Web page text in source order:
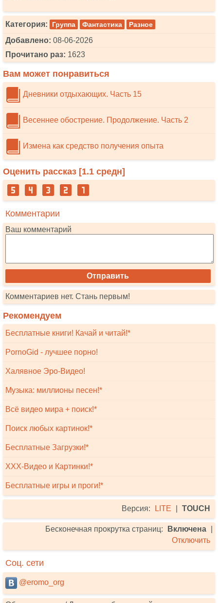
Категория: Группа Фантастика Разное
Добавлено: 08-06-2026
Прочитано раз: 1623
Вам может понравиться
Дневники отдыхающих. Часть 15
Весеннее обострение. Продолжение. Часть 2
Измена как средство получения опыта
Оценить рассказ [1.1 средн]
Комментарии
Ваш комментарий
Комментариев нет. Стань первым!
Рекомендуем
Бесплатные книги! Качай и читай!*
PornoGid - лучшее порно!
Халявное Эро-Видео!
Музыка: миллионы песен!*
Всё видео мира + поиск!*
Поиск любых картинок!*
Бесплатные Загрузки!*
XXX-Видео и Картинки!*
Бесплатные игры и проги!*
Версия: LITE TOUCH
Бесконечная прокрутка страниц: Включена
Отключить
Соц. сети
@eromo_org